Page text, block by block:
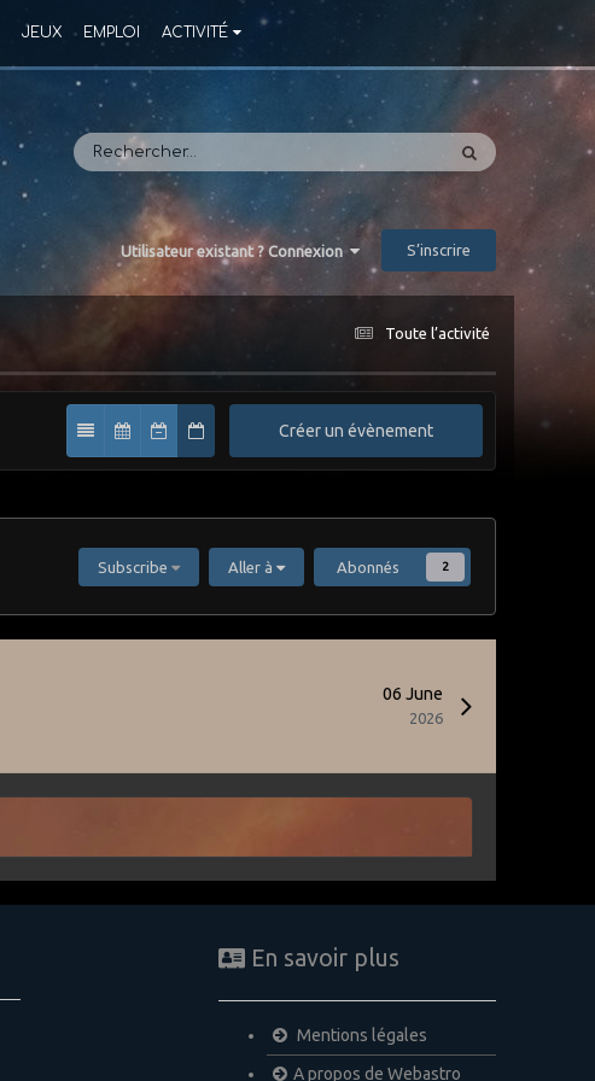
JEUX EMPLOI ACTIVITÉ
Utilisateur existant ? Connexion S’inscrire
Toute l’activité
Créer un évènement
Subscribe Aller à Abonnés 2
06 June
2026
En savoir plus
Mentions légales
A propos de Webastro